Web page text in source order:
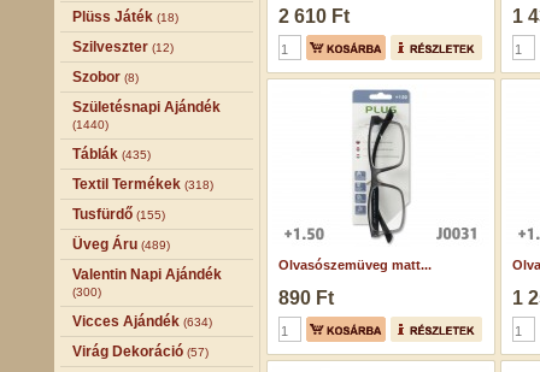
Plüss Játék (18)
Szilveszter (12)
Szobor (8)
Születésnapi Ajándék
(1440)
Táblák (435)
Textil Termékek (318)
Tusfürdő (155)
Üveg Áru (489)
Valentin Napi Ajándék
(300)
Vicces Ajándék (634)
Virág Dekoráció (57)
2 610 Ft 1
Olvasószemüveg matt...
890 Ft 1